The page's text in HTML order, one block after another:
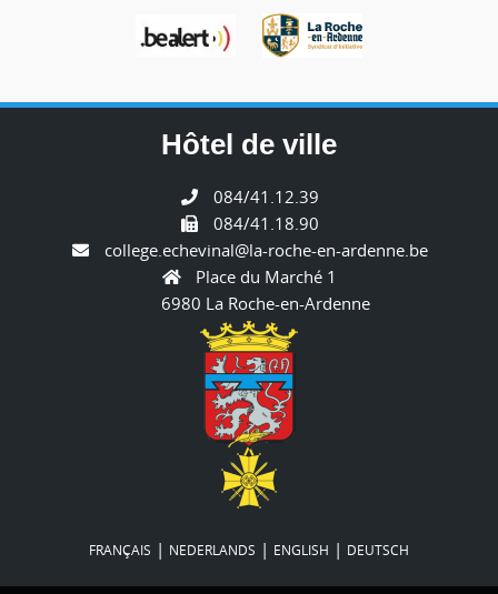
Hôtel de ville
084/41.12.39
084/41.18.90
college.echevinal@la-roche-en-ardenne.be
Place du Marché 1
6980 La Roche-en-Ardenne
FRANÇAIS | NEDERLANDS | ENGLISH | DEUTSCH